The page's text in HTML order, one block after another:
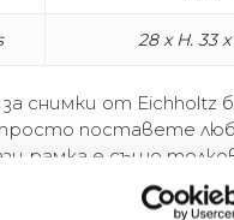
28 x H. 33
снимки от Eichholtz
просто поставете
рамка е също